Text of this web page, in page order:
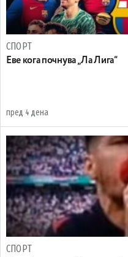
СПОРТ
Еве кога почнува „Ла Лига“
пред 4 дена
СПОРТ